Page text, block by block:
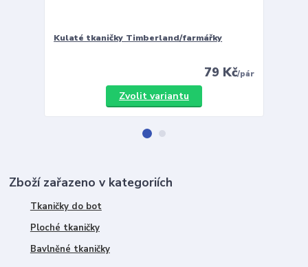
Kulaté tkaničky Timberland/farmářky
79 Kč/pár
Zvolit variantu
Zboží zařazeno v kategoriích
Tkaničky do bot
Ploché tkaničky
Bavlněné tkaničky